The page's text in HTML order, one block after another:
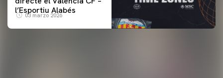
l’Esportiu Alabés
03 marzo 2026